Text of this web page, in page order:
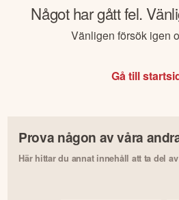
Något har gått fel.
Vänligen försök igen
Gå till
Prova någon av våra
Här hittar du annat innehåll att ta del